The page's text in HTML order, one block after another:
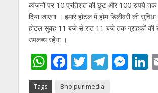
व्यंजनों पर 10 प्रतिशत की छूट और 100 रुपये
दिया जाएगा । हमारे होटल में होम डिलीवरी की
होटल सुबह 11 बजे से रात 11 बजे तक ग्राहकों की
उपलब्ध रहेगा ।
W
h
F T T M
Tags Bhojpurimedia